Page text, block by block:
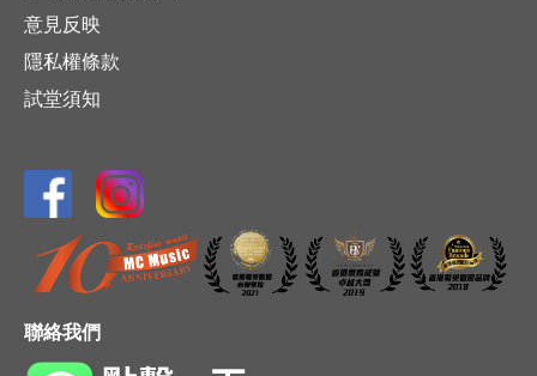
意見反映
隱私權條款
試堂須知
聯絡我們